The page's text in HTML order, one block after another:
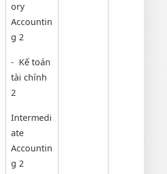
ory
Accountin
g 2
- Kế toán
tài chính
2
Intermedi
ate
Accountin
g 2